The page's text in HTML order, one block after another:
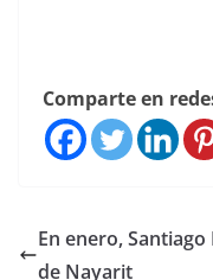
Comparte en
En enero,
de Nayarit